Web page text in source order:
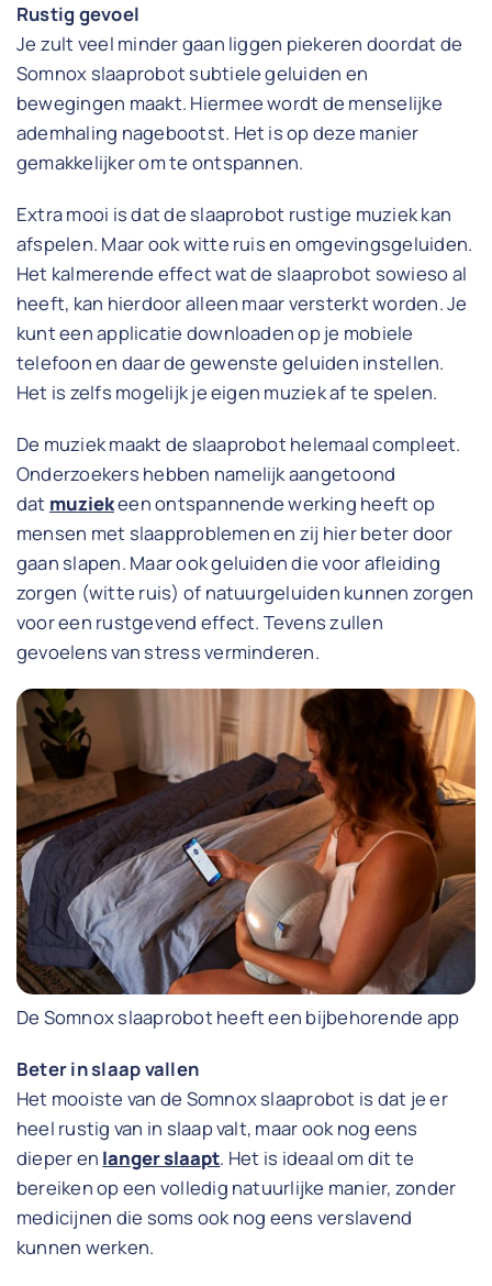
Rustig gevoel
Je zult veel minder gaan liggen piekeren doordat de
Somnox slaaprobot subtiele geluiden en
bewegingen maakt. Hiermee wordt de menselijke
ademhaling nagebootst. Het is op deze manier
gemakkelijker om te ontspannen.
Extra mooi is dat de slaaprobot rustige muziek kan
afspelen. Maar ook witte ruis en omgevingsgeluiden.
Het kalmerende effect wat de slaaprobot sowieso al
heeft, kan hierdoor alleen maar versterkt worden. Je
kunt een applicatie downloaden op je mobiele
telefoon en daar de gewenste geluiden instellen.
Het is zelfs mogelijk je eigen muziek af te spelen.
De muziek maakt de slaaprobot helemaal compleet.
Onderzoekers hebben namelijk aangetoond
dat muziekeen ontspannende werking heeft op
mensen met slaapproblemen en zij hier beter door
gaan slapen. Maar ook geluiden die voor afleiding
zorgen (witte ruis) of natuurgeluiden kunnen zorgen
voor een rustgevend effect. Tevens zullen
gevoelens van stress verminderen.
De Somnox slaaprobot heeft een bijbehorende app
Beter in slaap vallen
Het mooiste van de Somnox slaaprobot is dat je er
heel rustig van in slaap valt, maar ook nog eens
dieper en langer slaapt. Het is ideaal om dit te
bereiken op een volledig natuurlijke manier, zonder
medicijnen die soms ook nog eens verslavend
kunnen werken.